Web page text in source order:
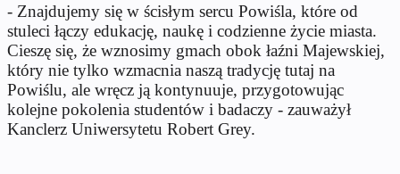
- Znajdujemy się w ścisłym sercu Powiśla, które od
stuleci łączy edukację, naukę i codzienne życie miasta.
Cieszę się, że wznosimy gmach obok łaźni Majewskiej,
który nie tylko wzmacnia naszą tradycję tutaj na
Powiślu, ale wręcz ją kontynuuje, przygotowując
kolejne pokolenia studentów i badaczy - zauważył
Kanclerz Uniwersytetu Robert Grey.